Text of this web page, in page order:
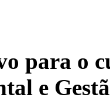
para o
e